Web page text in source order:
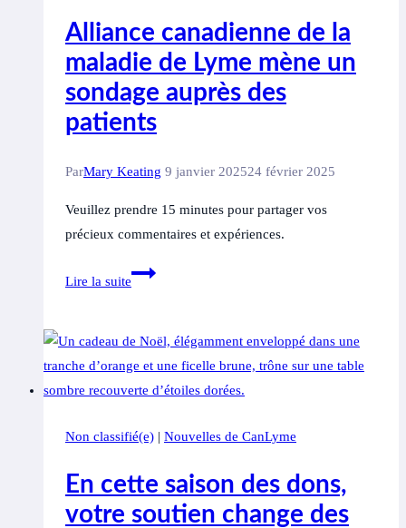
Alliance canadienne de la
maladie de Lyme mène un
sondage auprès des
patients
ParMary Keating 9 janvier 202524 février 2025
Veuillez prendre 15 minutes pour partager vos
précieux commentaires et expériences.
Lire la suite
Alliance
la
maladie
de
mène
sondage
auprès
Non classifié(e) | Nouvelles de CanLyme
En cette saison des dons,
votre soutien change des